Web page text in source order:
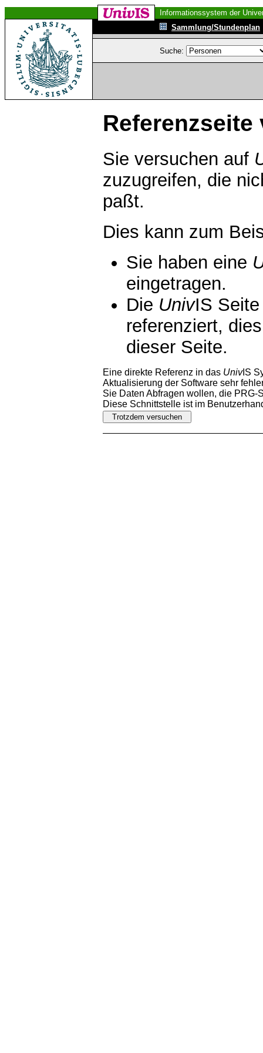
Informationssystem der
Sammlung/Stundenplan
Suche:
Referenzseite
Sie versuchen auf
zuzugreifen, die
paßt.
Dies kann zum
Sie haben eine
eingetragen.
Die UnivIS
referenziert,
dieser Seite.
Eine direkte Referenz in das UnivIS
Aktualisierung der Software sehr
Sie Daten Abfragen wollen, die PRG-
Diese Schnittstelle ist im